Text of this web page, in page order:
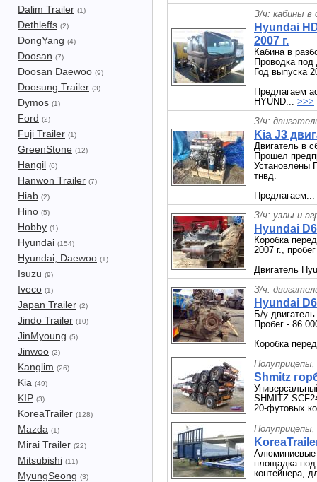
Dalim Trailer (1)
Dethleffs (2)
DongYang (4)
Doosan (7)
Doosan Daewoo (9)
Doosung Trailer (3)
Dymos (1)
Ford (2)
Fuji Trailer (1)
GreenStone (12)
Hangil (6)
Hanwon Trailer (7)
Hiab (2)
Hino (5)
Hobby (1)
Hyundai (154)
Hyundai, Daewoo (1)
Isuzu (9)
Iveco (1)
Japan Trailer (2)
Jindo Trailer (10)
JinMyoung (5)
Jinwoo (2)
Kanglim (26)
Kia (49)
KIP (3)
KoreaTrailer (128)
Mazda (1)
Mirai Trailer (22)
Mitsubishi (11)
MyungSeong (3)
З/ч: кабины в
Hyundai
2007 г.
Кабина в
Проводка под
Год выпуска
Предлагаем
HYUND... >>>
З/ч:
Kia J3
Двигатель в
Прошел
тнвд.
Предлагаем...
З/ч: узлы и
Hyundai
Коробка
2007 г.,
Двигатель
З/ч:
Hyundai
Б/у
Пробег - 86
Коробка
Shmitz
SHMITZ
20-футовых
Алюминиевые
площадка
контейнера,